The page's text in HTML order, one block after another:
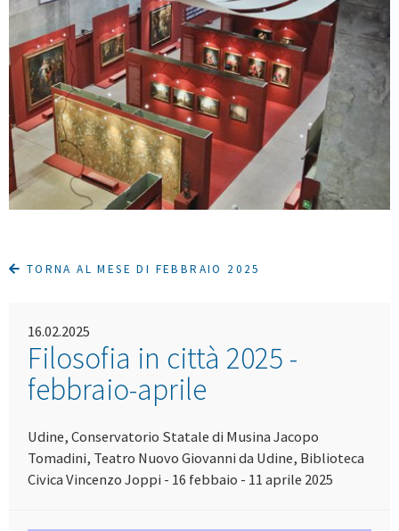
TORNA AL MESE DI FEBBRAIO 2025
16.02.2025
Filosofia in città 2025 -
febbraio-aprile
Udine, Conservatorio Statale di Musina Jacopo
Tomadini, Teatro Nuovo Giovanni da Udine, Biblioteca
Civica Vincenzo Joppi - 16 febbaio - 11 aprile 2025